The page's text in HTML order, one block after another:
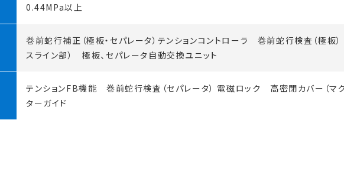
0.44MPa以上
巻前蛇行補正（極板・セパレータ）テンションコントローラ 巻前蛇行検査（極
スライン部） 極板、セパレータ自動交換ユニット
テンションFB機能 巻前蛇行検査（セパレータ） 電磁ロック 高密閉カバー（
ターガイド